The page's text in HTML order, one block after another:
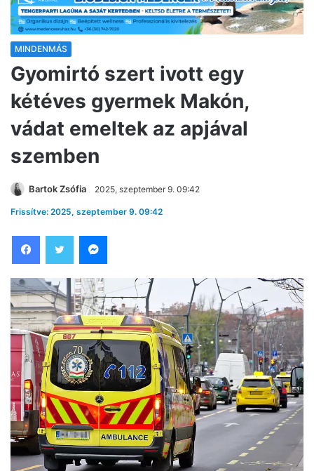
MINDENMÁS
Gyomirtó szert ivott egy
kétéves gyermek Makón,
vádat emeltek az apjával
szemben
Bartok Zsófia 2025, szeptember 9. 09:42
Frissítve: 2025, szeptember 9. 09:42